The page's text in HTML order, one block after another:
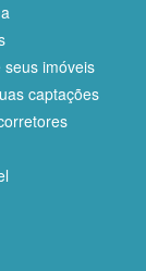
seus imóveis
captações